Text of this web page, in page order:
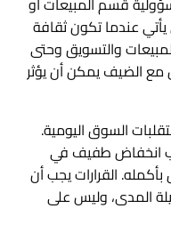
يأتي عندما تكون ثقافة
والتسويق وحتى
مع الضيف يمكن أن يؤثر
السوق اليومية.
انخفاض طفيف في
القرارات يجب أن
المدى، وليس على